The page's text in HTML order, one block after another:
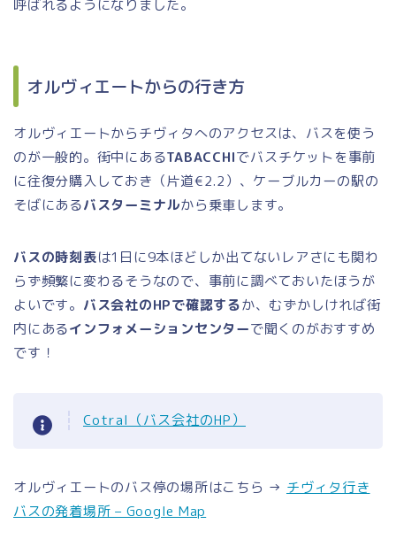
呼ばれるようになりました。
オルヴィエートからの行き方
オルヴィエートからチヴィタへのアクセスは、バスを使う
のが一般的。街中にあるTABACCHIでバスチケットを事前
に往復分購入しておき（片道€2.2）、ケーブルカーの駅の
そばにあるバスターミナルから乗車します。
バスの時刻表は1日に9本ほどしか出てないレアさにも関わ
らず頻繁に変わるそうなので、事前に調べておいたほうが
よいです。 バス会社のHPで確認するか、むずかしければ街
内にあるインフォメーションセンターで聞くのがおすすめ
です！
Cotral（バス会社のHP）
オルヴィエートのバス停の場所はこちら → チヴィタ行き
バスの発着場所 – Google Map